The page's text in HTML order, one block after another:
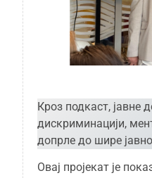
Кроз подкаст, јавне
дискриминацији,
допрле до шире
Овај пројекат је